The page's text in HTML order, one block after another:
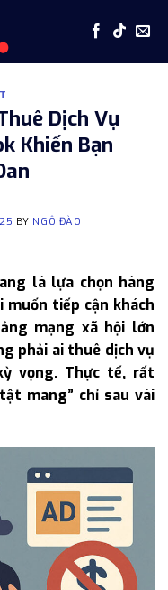
Dịch Vụ
Khiến Bạn
BY NGÔ ĐÀO
là lựa chọn hàng
muốn tiếp cận khách
mạng xã hội lớn
phải ai thuê dịch vụ
vọng. Thực tế, rất
mang” chỉ sau vài